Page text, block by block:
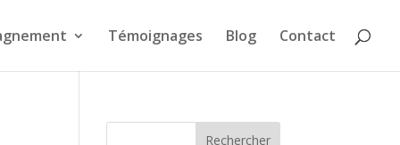
Témoignages Blog Contact